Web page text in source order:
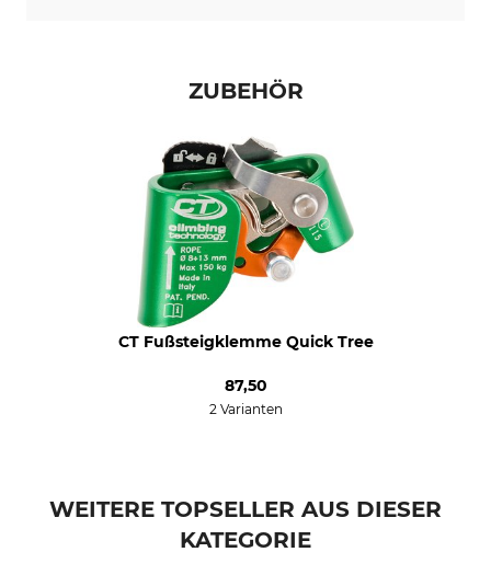
ZUBEHÖR
CT Fußsteigklemme Quick Tree
87,50
2 Varianten
WEITERE TOPSELLER AUS DIESER
KATEGORIE